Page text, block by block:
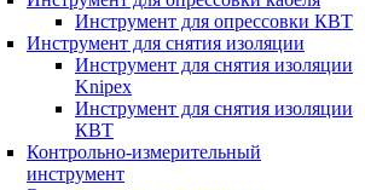
Инструмент для опрессовки КВТ
Инструмент для снятия изоляции
Инструмент для снятия изоляции
Knipex
Инструмент для снятия изоляции
КВТ
Контрольно-измерительный
инструмент